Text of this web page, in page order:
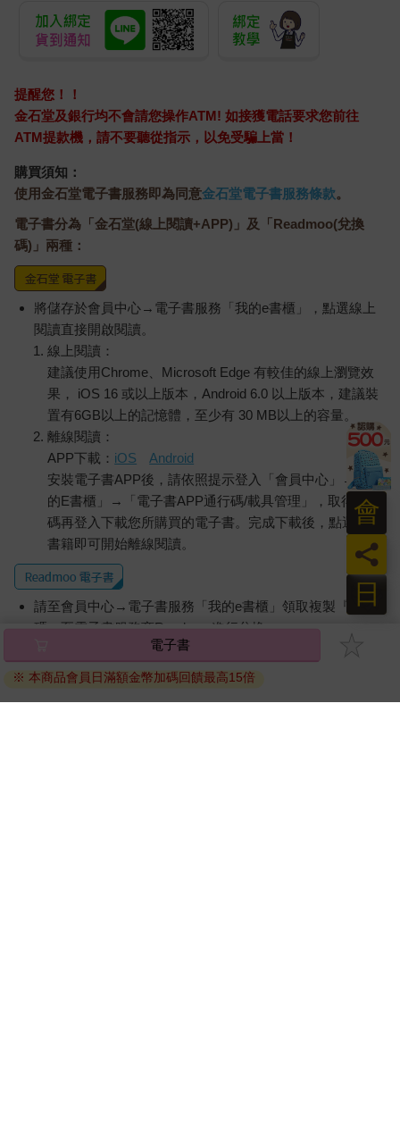
提醒您！！
金石堂及銀行均不會請您操作ATM! 如接獲電話要求您前往
ATM提款機，請不要聽從指示，以免受騙上當！
購買須知：
使用金石堂電子書服務即為同意金石堂電子書服務條款。
電子書分為「金石堂(線上閱讀+APP)」及「Readmoo(兌換
碼)」兩種：
將儲存於會員中心→電子書服務「我的e書櫃」，點選線上
閱讀直接開啟閱讀。
線上閱讀：
建議使用Chrome、Microsoft Edge 有較佳的線上瀏覽效
果， iOS 16 或以上版本，Android 6.0 以上版本，建議裝
置有6GB以上的記憶體，至少有 30 MB以上的容量。
離線閱讀：
APP下載： iOS
Android
安裝電子書APP後，請依照提示登入「會員中心」→「我
的E書櫃」→「電子書APP通行碼/載具管理」，取得通行
碼再登入下載您所購買的電子書。完成下載後，點選任一
書籍即可開始離線閱讀。
請至會員中心→電子書服務「我的e書櫃」領取複製『兌換
碼』至電子書服務商Readmoo進行兌換。
因版權保護，您在金石堂所購買的電子書僅能以金石堂專屬
的閱讀軟體開啟閱讀，無法以其他閱讀器或直接下載檔案。
電子書
※ 本商品會員日滿額金幣加碼回饋最高15倍
日
員
會